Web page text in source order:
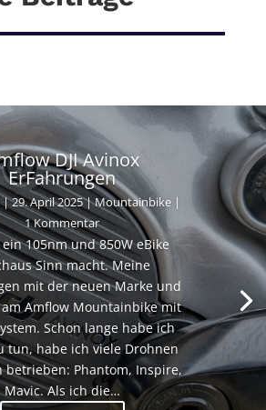
DJI Avinox
ErFahrungen
|29. April 2025|Mountainbike |
1 Kommentar
105nm und 850W eBike
Sinn macht. Meine
mit der neuen Marke und
Amflow Mountainbike mit
Schon lange habe ich
tun, habe ich viele Drohnen
betrieben: Phantom, Inspire,
Mavic. Als ich die…